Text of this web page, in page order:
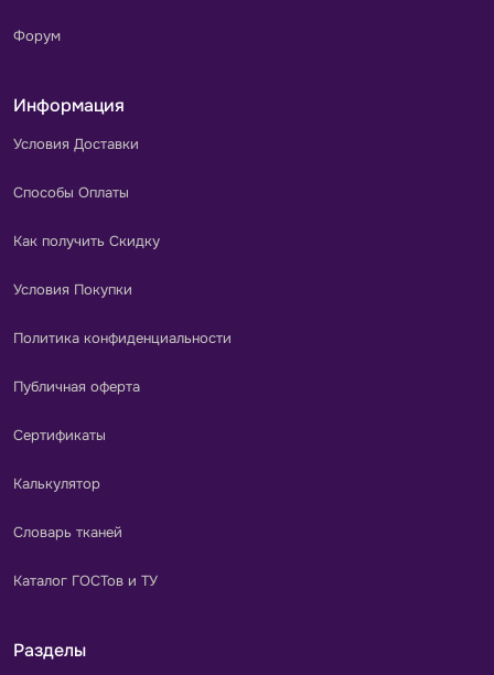
Форум
Информация
Условия Доставки
Способы Оплаты
Как получить Скидку
Условия Покупки
Политика конфиденциальности
Публичная оферта
Сертификаты
Калькулятор
Словарь тканей
Каталог ГОСТов и ТУ
Разделы